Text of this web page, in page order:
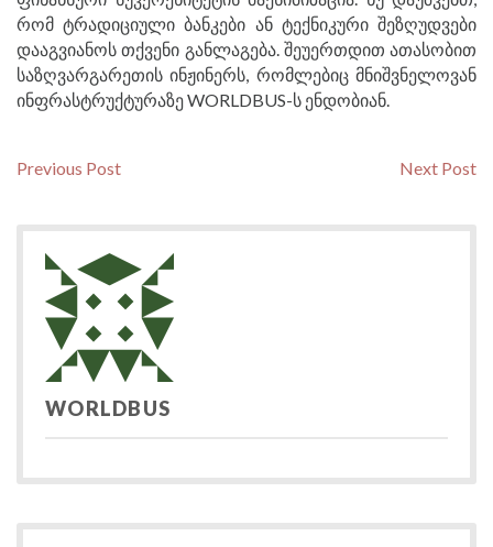
რომ ტრადიციული ბანკები ან ტექნიკური შეზღუდვები
დააგვიანოს თქვენი განლაგება. შეუერთდით ათასობით
საზღვარგარეთის ინჟინერს, რომლებიც მნიშვნელოვან
ინფრასტრუქტურაზე WORLDBUS-ს ენდობიან.
Post
Previous PostPrevious
Next Post
WORLDBUS